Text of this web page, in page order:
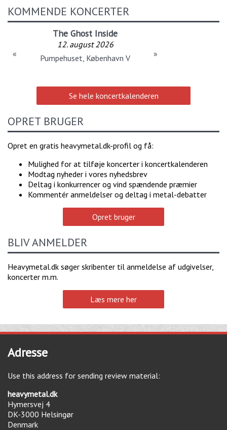
KOMMENDE KONCERTER
The Ghost Inside
12. august 2026
Pumpehuset, København V
« »
Se hele koncertkalenderen
OPRET BRUGER
Opret en gratis heavymetal.dk-profil og få:
Mulighed for at tilføje koncerter i koncertkalenderen
Modtag nyheder i vores nyhedsbrev
Deltag i konkurrencer og vind spændende præmier
Kommentér anmeldelser og deltag i metal-debatter
Opret bruger
BLIV ANMELDER
Heavymetal.dk søger skribenter til anmeldelse af udgivelser,
koncerter m.m.
Læs mere her
Adresse
Use this address for sending review material:
heavymetal.dk
Hymersvej 4
DK-3000 Helsingør
Denmark